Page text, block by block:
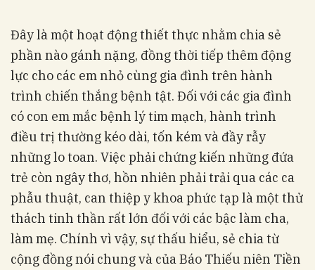
Đây là một hoạt động thiết thực nhằm chia sẻ
phần nào gánh nặng, đồng thời tiếp thêm động
lực cho các em nhỏ cùng gia đình trên hành
trình chiến thắng bệnh tật. Đối với các gia đình
có con em mắc bệnh lý tim mạch, hành trình
điều trị thường kéo dài, tốn kém và đầy rẫy
những lo toan. Việc phải chứng kiến những đứa
trẻ còn ngây thơ, hồn nhiên phải trải qua các ca
phẫu thuật, can thiệp y khoa phức tạp là một thử
thách tinh thần rất lớn đối với các bậc làm cha,
làm mẹ. Chính vì vậy, sự thấu hiểu, sẻ chia từ
cộng đồng nói chung và của Báo Thiếu niên Tiền